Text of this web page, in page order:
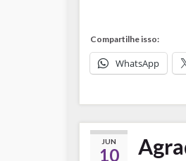
Compartilhe isso:
WhatsApp
JUN
10